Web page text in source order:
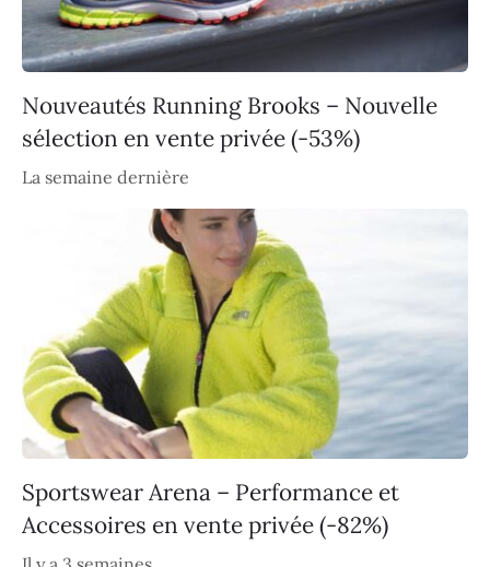
Nouveautés Running Brooks – Nouvelle
sélection en vente privée (-53%)
La semaine dernière
Sportswear Arena – Performance et
Accessoires en vente privée (-82%)